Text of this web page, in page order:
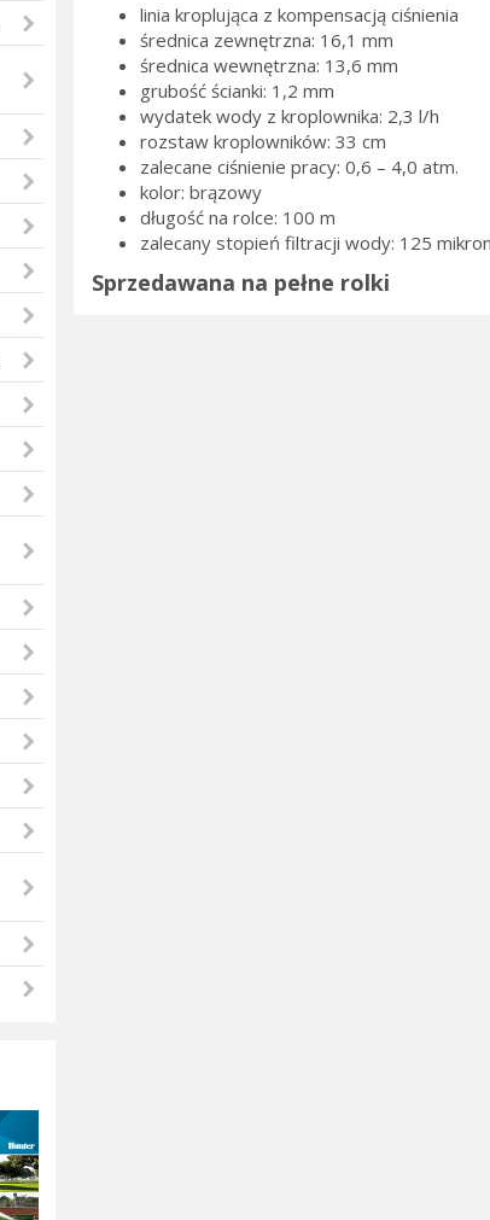
linia kroplująca z kompensacją ciśnienia
średnica zewnętrzna: 16,1 mm
średnica wewnętrzna: 13,6 mm
grubość ścianki: 1,2 mm
wydatek wody z kroplownika: 2,3 l/h
rozstaw kroplowników: 33 cm
zalecane ciśnienie pracy: 0,6 – 4,0 atm.
kolor: brązowy
długość na rolce: 100 m
zalecany stopień filtracji wody: 125
Sprzedawana na pełne rolki